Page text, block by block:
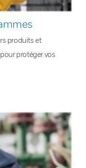
produits et
protéger vos